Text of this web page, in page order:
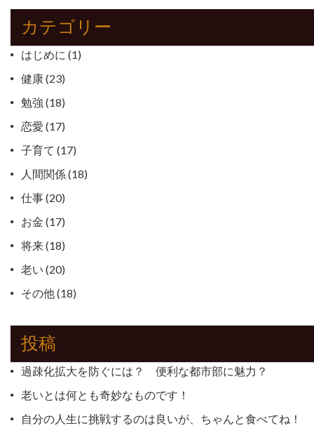
ビ
ゲ
ー
シ
ョ
ン
カテゴリー
はじめに (1)
健康(23)
勉強 (18)
恋愛 (17)
子育て (17)
人間関係(18)
仕事(20)
お金 (17)
将来(18)
老い (20)
その他(18)
投稿
過疎化拡大を防ぐには？ 便利な都市部に魅力？
老いとは何とも奇妙なものです！
自分の人生に挑戦するのは良いが、ちゃんと食べてね！